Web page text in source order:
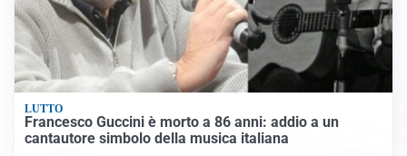
LUTTO
Francesco Guccini è morto a 86 anni: addio a un
cantautore simbolo della musica italiana